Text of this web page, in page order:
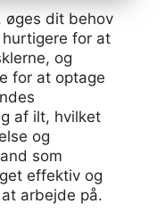
dit behov
for at
og
for at optage
af ilt, hvilket
og
som
effektiv og
arbejde på.